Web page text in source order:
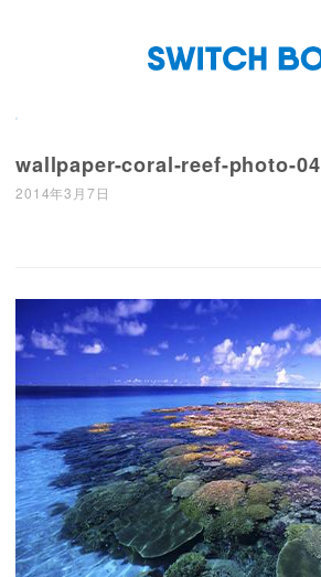
wallpaper-coral-reef-photo-04
2014年3月7日